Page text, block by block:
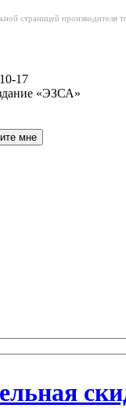
страницей
17
«ЭЗСА»